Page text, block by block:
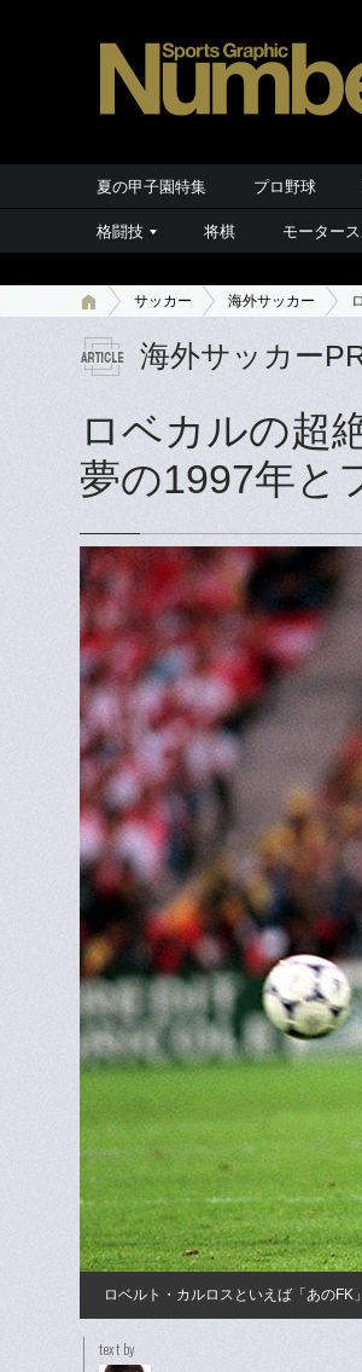
夏の甲子園特集 プロ野球
格闘技 将棋 モーター
サッカー 海外サッカー
海外サッカー
ロベカルの超
夢の1997年と
ロベルト・カルロスといえば「あのFK
text by